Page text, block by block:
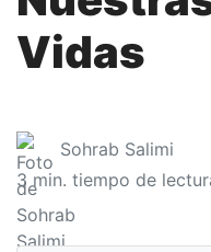
Vidas
Sohrab Salimi
3min. tiempo de